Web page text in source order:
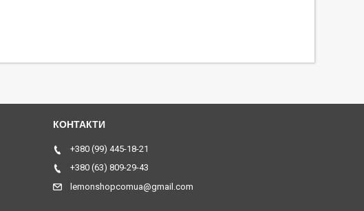
+380 (99) 445-18-21
+380 (63) 809-29-43
lemonshopcomua@gmail.com